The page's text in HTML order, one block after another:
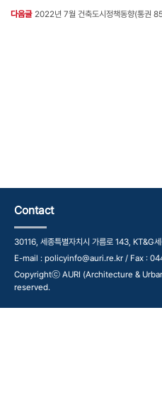
다음글 2022년 7월 건축도시정책동향(통권
Contact
30116, 세종특별자치시 가름로 143, KT&G
E-mail : policyinfo@auri.re.kr / Fax :
Copyrightⓒ AURI (Architecture &
reserved.